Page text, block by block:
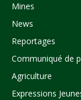
Mines
News
Reportages
Communiqué de
Agriculture
Expressions